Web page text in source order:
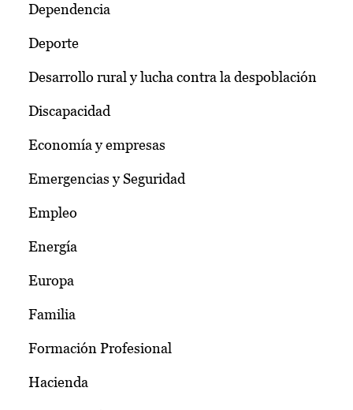
Dependencia
Deporte
Desarrollo rural y lucha contra la despoblación
Discapacidad
Economía y empresas
Emergencias y Seguridad
Empleo
Energía
Europa
Familia
Formación Profesional
Hacienda